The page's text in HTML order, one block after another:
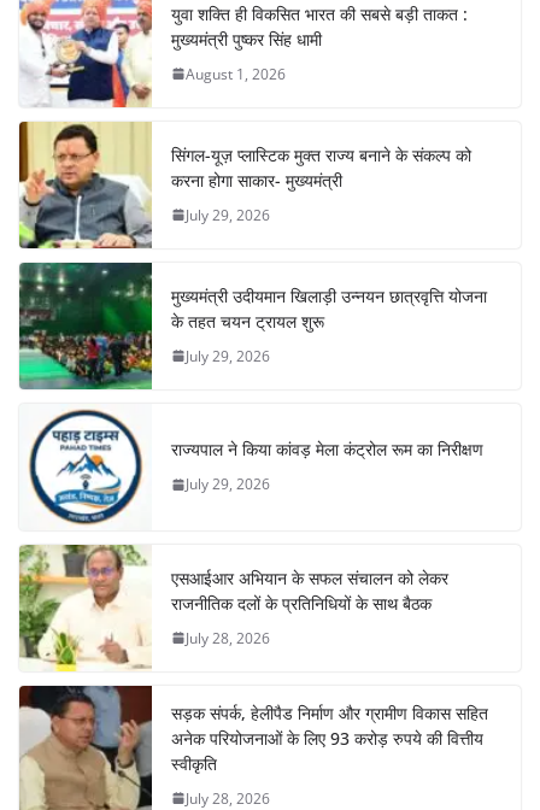
युवा शक्ति ही विकसित भारत की सबसे बड़ी ताकत :
मुख्यमंत्री पुष्कर सिंह धामी
August 1, 2026
सिंगल-यूज़ प्लास्टिक मुक्त राज्य बनाने के संकल्प को
करना होगा साकार- मुख्यमंत्री
July 29, 2026
मुख्यमंत्री उदीयमान खिलाड़ी उन्नयन छात्रवृत्ति योजना
के तहत चयन ट्रायल शुरू
July 29, 2026
राज्यपाल ने किया कांवड़ मेला कंट्रोल रूम का निरीक्षण
July 29, 2026
एसआईआर अभियान के सफल संचालन को लेकर
राजनीतिक दलों के प्रतिनिधियों के साथ बैठक
July 28, 2026
सड़क संपर्क, हेलीपैड निर्माण और ग्रामीण विकास सहित
अनेक परियोजनाओं के लिए 93 करोड़ रुपये की वित्तीय
स्वीकृति
July 28, 2026